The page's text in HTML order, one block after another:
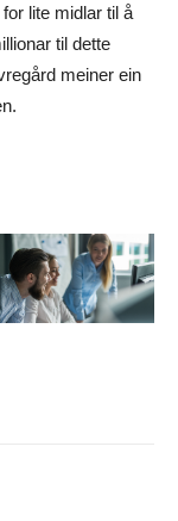
lite midlar til å
til dette
meiner ein